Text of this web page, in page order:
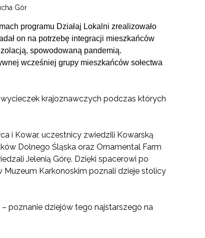
Gór
programu Działaj Lokalni zrealizowało
on na potrzebę integracji mieszkańców
spowodowaną pandemią.
wcześniej grupy mieszkańców sołectwa
krajoznawczych podczas których
i Kowar, uczestnicy zwiedzili Kowarską
Dolnego Śląska oraz Ornamental Farm
Jelenią Górę. Dzięki spacerowi po
Muzeum Karkonoskim poznali dzieje stolicy
poznanie dziejów tego najstarszego na